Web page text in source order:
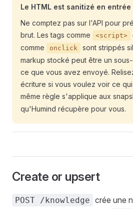
Le HTML est sanitizé en entrée
Ne comptez pas sur l'API pour
brut. Les tags comme
<script>
comme
onclick
sont strippés
markup stocké peut être un
ce que vous avez envoyé.
écriture si vous voulez voir ce
même règle s'applique aux
qu'Humind récupère pour vous.
Create or upsert
POST /knowledge crée une